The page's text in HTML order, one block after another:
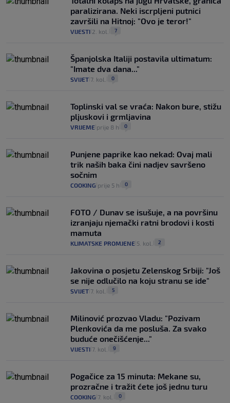
paralizirana. Neki iscrpljeni putnici
završili na Hitnoj: "Ovo je teror!"
VIJESTI 2. kol. 7
Španjolska Italiji postavila ultimatum:
"Imate dva dana..."
SVIJET 7. kol. 0
Toplinski val se vraća: Nakon bure, stižu
pljuskovi i grmljavina
VRIJEME prije 8 h 0
Punjene paprike kao nekad: Ovaj mali
trik naših baka čini nadjev savršeno
sočnim
COOKING prije 5 h 0
FOTO / Dunav se isušuje, a na površinu
izranjaju njemački ratni brodovi i kosti
mamuta
KLIMATSKE PROMJENE 5. kol. 2
Jakovina o posjetu Zelenskog Srbiji: "Još
se nije odlučilo na koju stranu se ide"
SVIJET 7. kol. 5
Milinović prozvao Vladu: "Pozivam
Plenkovića da me posluša. Za svako
buduće onečišćenje..."
VIJESTI 7. kol. 9
Pogačice za 15 minuta: Mekane su,
prozračne i tražit ćete još jednu turu
COOKING 7. kol. 0